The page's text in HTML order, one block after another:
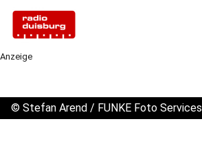
Anzeige
© Stefan Arend / FUNKE Foto Services